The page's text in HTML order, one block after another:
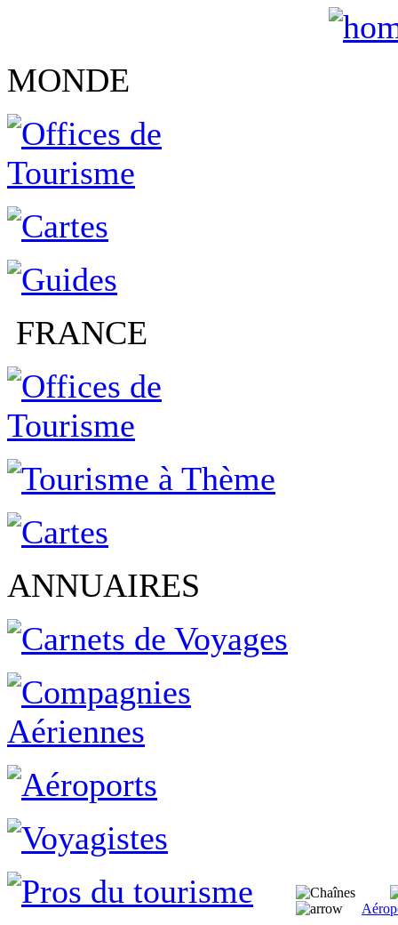
MONDE
FRANCE
ANNUAIRES